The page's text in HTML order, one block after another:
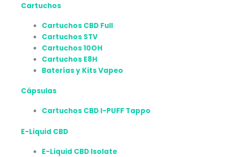
Cartuchos
Cartuchos CBD Full
Cartuchos STV
Cartuchos 10OH
Cartuchos E8H
Baterías y Kits Vapeo
Cápsulas
Cartuchos CBD I-PUFF Tappo
E-Liquid CBD
E-Liquid CBD Isolate